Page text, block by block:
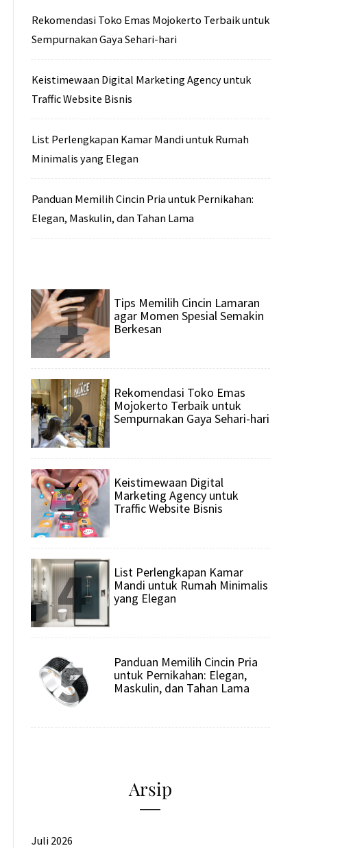
Rekomendasi Toko Emas Mojokerto Terbaik untuk
Sempurnakan Gaya Sehari-hari
Keistimewaan Digital Marketing Agency untuk
Traffic Website Bisnis
List Perlengkapan Kamar Mandi untuk Rumah
Minimalis yang Elegan
Panduan Memilih Cincin Pria untuk Pernikahan:
Elegan, Maskulin, dan Tahan Lama
1
Tips Memilih Cincin Lamaran
agar Momen Spesial Semakin
Berkesan
2
Rekomendasi Toko Emas
Mojokerto Terbaik untuk
Sempurnakan Gaya Sehari-hari
3
Keistimewaan Digital
Marketing Agency untuk
Traffic Website Bisnis
4
List Perlengkapan Kamar
Mandi untuk Rumah Minimalis
yang Elegan
5
Panduan Memilih Cincin Pria
untuk Pernikahan: Elegan,
Maskulin, dan Tahan Lama
Arsip
Juli 2026